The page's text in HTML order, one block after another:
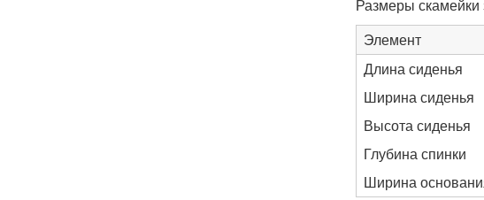
Размеры
Элемент
Длина сиденья
Ширина сиденья
Высота сиденья
Глубина спинки
Ширина